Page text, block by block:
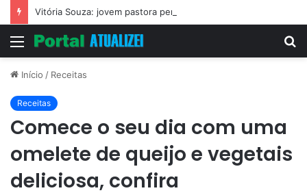
Menu
Início / Receitas
Receitas
Comece o seu dia com uma
omelete de queijo e vegetais
deliciosa, confira